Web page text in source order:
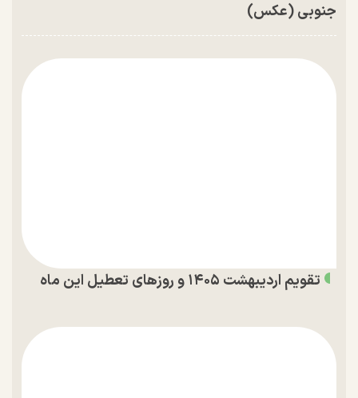
جنوبی (عکس)
تقویم اردیبهشت ۱۴۰۵ و روز‌های تعطیل این ماه